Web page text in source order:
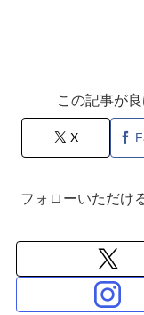
この記事が
X
フォローいただけ